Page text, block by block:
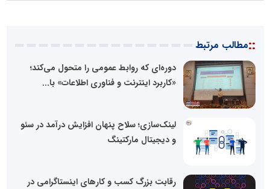
::مطالب مرتبط
دوره‌ای که روابط عمومی را متحول می‌کند؛
«کاربرد اینترنت و فناوری اطلاعات» با...
لینک‌سازی؛ سلاح پنهان افزایش درآمد در سئو
و دیجیتال مارکتینگ
رقابت بزرگ کسب و کارهای اینستاگرامی در